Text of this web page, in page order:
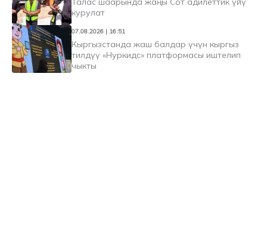
курулат
07.08.2026 | 16:51
Кыргызстанда жаш балдар үчүн кыргыз
тилдүү «Нуркидс» платформасы иштелип
чыкты